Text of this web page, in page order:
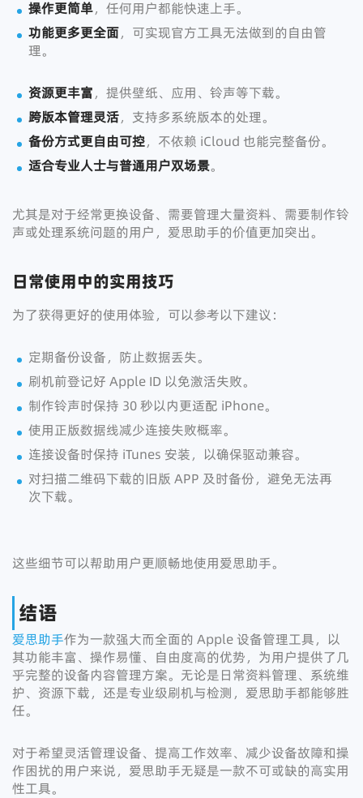
操作更简单，任何用户都能快速上手。
功能更多更全面，可实现官方工具无法做到的自由管
理。
资源更丰富，提供壁纸、应用、铃声等下载。
跨版本管理灵活，支持多系统版本的处理。
备份方式更自由可控，不依赖 iCloud 也能完整备份。
适合专业人士与普通用户双场景。
尤其是对于经常更换设备、需要管理大量资料、需要制作铃
声或处理系统问题的用户，爱思助手的价值更加突出。
日常使用中的实用技巧
为了获得更好的使用体验，可以参考以下建议：
定期备份设备，防止数据丢失。
刷机前登记好 Apple ID 以免激活失败。
制作铃声时保持 30 秒以内更适配 iPhone。
使用正版数据线减少连接失败概率。
连接设备时保持 iTunes 安装，以确保驱动兼容。
对扫描二维码下载的旧版 APP 及时备份，避免无法再
次下载。
这些细节可以帮助用户更顺畅地使用爱思助手。
结语
爱思助手作为一款强大而全面的 Apple 设备管理工具，以
其功能丰富、操作易懂、自由度高的优势，为用户提供了几
乎完整的设备内容管理方案。无论是日常资料管理、系统维
护、资源下载，还是专业级刷机与检测，爱思助手都能够胜
任。
对于希望灵活管理设备、提高工作效率、减少设备故障和操
作困扰的用户来说，爱思助手无疑是一款不可或缺的高实用
性工具。